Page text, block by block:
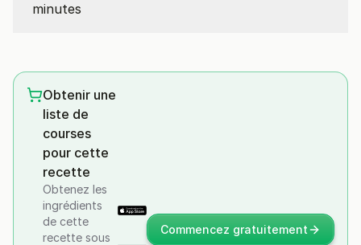
minutes
Obtenir une
liste de
courses
pour cette
recette
Obtenez les
ingrédients
de cette
recette sous
Commencez gratuitement